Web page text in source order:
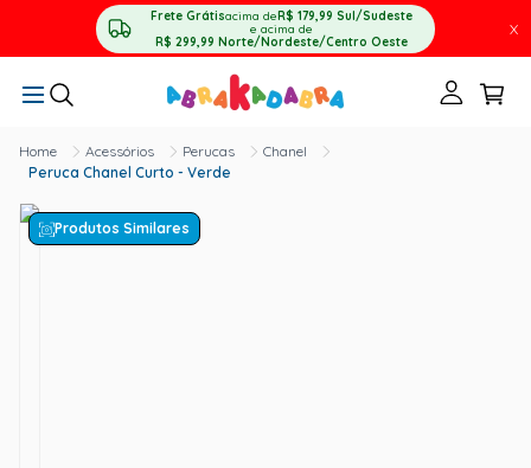
Frete Grátisacima deR$ 179,99 Sul/Sudeste
e acima de
R$ 299,99 Norte/Nordeste/Centro Oeste
X
Acessórios Perucas
Chanel
Peruca Chanel Curto - Verde
Produtos Similares